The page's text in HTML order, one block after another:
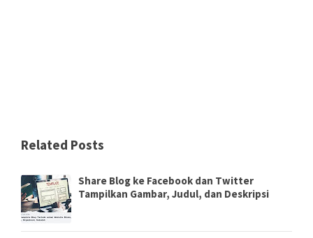
Related Posts
Share Blog ke Facebook dan Twitter
Tampilkan Gambar, Judul, dan Deskripsi